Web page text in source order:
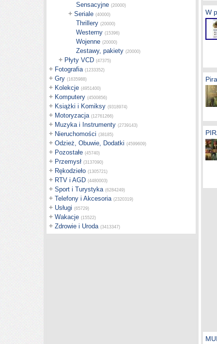
Sensacyjne (20000)
+ Seriale (40000)
Thrillery (20000)
Westerny (15396)
Wojenne (20000)
Zestawy, pakiety (20000)
+ Płyty VCD (47375)
+ Fotografia (1233352)
+ Gry (1635988)
+ Kolekcje (4951400)
+ Komputery (4500856)
+ Książki i Komiksy (9318974)
+ Motoryzacja (12761266)
+ Muzyka i Instrumenty (2739143)
+ Nieruchomości (38185)
+ Odzież, Obuwie, Dodatki (4599609)
+ Pozostałe (45740)
+ Przemysł (3137090)
+ Rękodzieło (1305721)
+ RTV i AGD (4480003)
+ Sport i Turystyka (6284249)
+ Telefony i Akcesoria (2320319)
+ Usługi (65729)
+ Wakacje (15522)
+ Zdrowie i Uroda (3413347)
W